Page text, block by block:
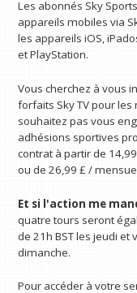
Les abonnés Sky
appareils mobiles via
les appareils iOS,
et PlayStation.
Vous cherchez à vous
forfaits Sky TV pour
souhaitez pas vous
adhésions sportives
contrat à partir de
ou de 26,99 £ /
Et si l'action me
quatre tours seront
de 21h BST les jeudi et
dimanche.
Pour accéder à votre